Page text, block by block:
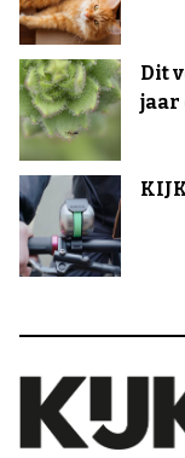
Dit
jaar